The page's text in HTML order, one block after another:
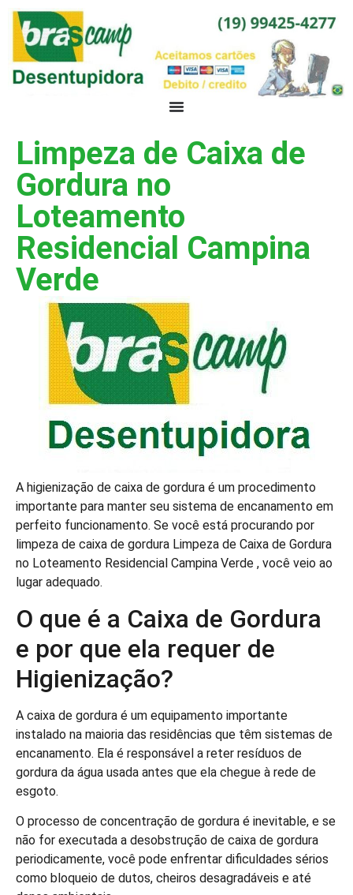
Limpeza de Caixa de
Gordura no
Loteamento
Residencial Campina
Verde
A higienização de caixa de gordura é um procedimento
importante para manter seu sistema de encanamento em
perfeito funcionamento. Se você está procurando por
limpeza de caixa de gordura Limpeza de Caixa de Gordura
no Loteamento Residencial Campina Verde , você veio ao
lugar adequado.
O que é a Caixa de Gordura
e por que ela requer de
Higienização?
A caixa de gordura é um equipamento importante
instalado na maioria das residências que têm sistemas de
encanamento. Ela é responsável a reter resíduos de
gordura da água usada antes que ela chegue à rede de
esgoto.
O processo de concentração de gordura é inevitable, e se
não for executada a desobstrução de caixa de gordura
periodicamente, você pode enfrentar dificuldades sérios
como bloqueio de dutos, cheiros desagradáveis e até